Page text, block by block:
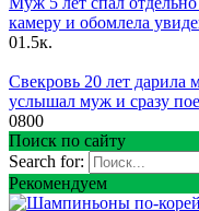
камеру и обомлела
01.5к.
Свекровь 20 лет дарила
услышал муж и сразу
0800
Поиск по сайту
Search for:
Рекомендуем